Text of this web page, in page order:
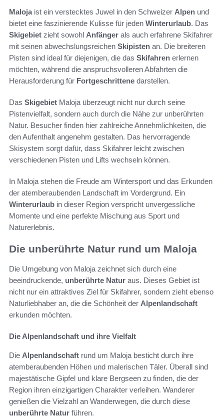
Malojaist ein verstecktes Juwel in den Schweizer Alpen und
bietet eine faszinierende Kulisse für jeden Winterurlaub. Das
Skigebiet zieht sowohl Anfänger als auch erfahrene Skifahrer
mit seinen abwechslungsreichen Skipisten an. Die breiteren
Pisten sind ideal für diejenigen, die das Skifahren erlernen
möchten, während die anspruchsvolleren Abfahrten die
Herausforderung für Fortgeschrittene darstellen.
Das Skigebiet Maloja überzeugt nicht nur durch seine
Pistenvielfalt, sondern auch durch die Nähe zur unberührten
Natur. Besucher finden hier zahlreiche Annehmlichkeiten, die
den Aufenthalt angenehm gestalten. Das hervorragende
Skisystem sorgt dafür, dass Skifahrer leicht zwischen
verschiedenen Pisten und Lifts wechseln können.
In Maloja stehen die Freude am Wintersport und das Erkunden
der atemberaubenden Landschaft im Vordergrund. Ein
Winterurlaub in dieser Region verspricht unvergessliche
Momente und eine perfekte Mischung aus Sport und
Naturerlebnis.
Die unberührte Natur rund um Maloja
Die Umgebung von Maloja zeichnet sich durch eine
beeindruckende, unberührte Natur aus. Dieses Gebiet ist
nicht nur ein attraktives Ziel für Skifahrer, sondern zieht ebenso
Naturliebhaber an, die die Schönheit der Alpenlandschaft
erkunden möchten.
Die Alpenlandschaft und ihre Vielfalt
Die Alpenlandschaft rund um Maloja besticht durch ihre
atemberaubenden Höhen und malerischen Täler. Überall sind
majestätische Gipfel und klare Bergseen zu finden, die der
Region ihren einzigartigen Charakter verleihen. Wanderer
genießen die Vielzahl an Wanderwegen, die durch diese
unberührte Natur führen.